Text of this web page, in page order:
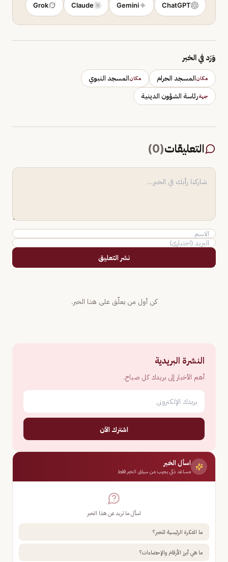
ChatGPT
Gemini
Claude
Grok
وَرَد في الخبر
مكانالمسجد الحرام مكانالمسجد النبوي
جهةرئاسة الشؤون الدينية
التعليقات(
0
)
نشر التعليق
كن أول من يعلّق على هذا الخبر.
النشرة البريدية
أهم الأخبار إلى بريدك كل صباح.
اشترك الآن
اسأل الخبر
مساعد ذكي يجيب من سياق الخبر فقط
اسأل ما تريد عن هذا الخبر
ما الفكرة الرئيسية للخبر؟
ما هي أبرز الأرقام والإحصاءات؟